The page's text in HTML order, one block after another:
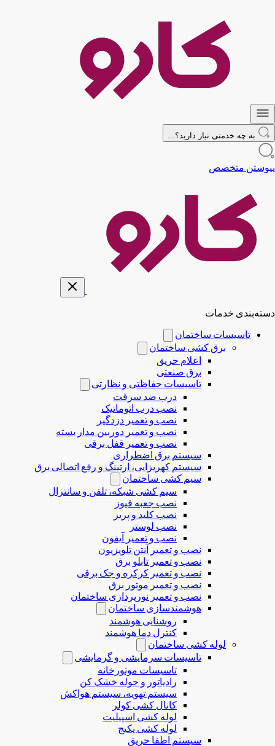
به چه خدمتی نیاز دارید؟...
پیوستن متخصص
دسته‌بندی خدمات
تاسیسات ساختمان
برق کشی ساختمان
اعلام حریق
برق صنعتی
تاسیسات حفاظتی و نظارتی
درب ضد سرقت
نصب درب‌ اتوماتیک
نصب و تعمیر دزدگیر
نصب و تعمیر دوربین مدار بسته
نصب و تعمیر قفل برقی
سیستم برق اضطراری
سیستم کهریزایی، ارتینگ و رفع اتصالی برق
سیم کشی ساختمان
سیم کشی شبکه، تلفن و سانترال
نصب جعبه فیوز
نصب کلید و پریز
نصب لوستر
نصب و تعمیر آیفون
نصب و تعمیر آنتن تلویزیون
نصب و تعمیر تابلو برق
نصب و تعمیر کرکره و جک برقی
نصب و تعمیر موتور برق
نصب و تعمیر نورپردازی ساختمان
هوشمندسازی ساختمان
روشنایی هوشمند
کنترل دما هوشمند
لوله کشی ساختمان
تاسیسات سرمایشی و گرمایشی
تاسیسات موتورخانه
رادیاتور و حوله خشک کن
سیستم تهویه، سیستم هواکش
کانال کشی کولر
لوله کشی اسپیلیت
لوله کشی پکیج
سیستم اطفا حریق